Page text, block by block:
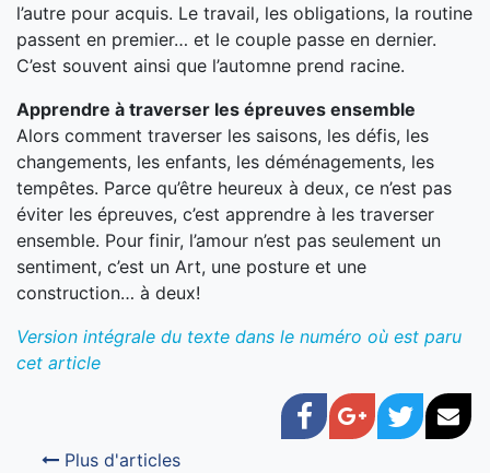
l’autre pour acquis. Le travail, les obligations, la routine
passent en premier… et le couple passe en dernier.
C’est souvent ainsi que l’automne prend racine.
Apprendre à traverser les épreuves ensemble
Alors comment traverser les saisons, les défis, les
changements, les enfants, les déménagements, les
tempêtes. Parce qu’être heureux à deux, ce n’est pas
éviter les épreuves, c’est apprendre à les traverser
ensemble. Pour finir, l’amour n’est pas seulement un
sentiment, c’est un Art, une posture et une
construction… à deux!
Version intégrale du texte dans le numéro où est paru
cet article
Facebook
Google+
Twitter
Plus d'articles